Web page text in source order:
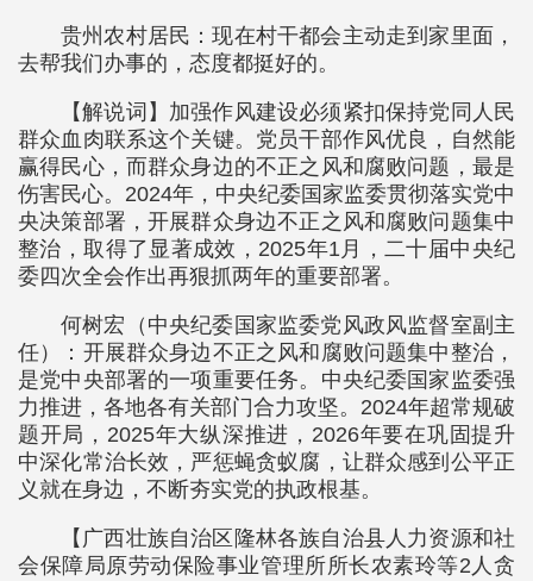
贵州农村居民：现在村干都会主动走到家里面，
去帮我们办事的，态度都挺好的。
【解说词】加强作风建设必须紧扣保持党同人民
群众血肉联系这个关键。党员干部作风优良，自然能
赢得民心，而群众身边的不正之风和腐败问题，最是
伤害民心。2024年，中央纪委国家监委贯彻落实党中
央决策部署，开展群众身边不正之风和腐败问题集中
整治，取得了显著成效，2025年1月，二十届中央纪
委四次全会作出再狠抓两年的重要部署。
何树宏（中央纪委国家监委党风政风监督室副主
任）：开展群众身边不正之风和腐败问题集中整治，
是党中央部署的一项重要任务。中央纪委国家监委强
力推进，各地各有关部门合力攻坚。2024年超常规破
题开局，2025年大纵深推进，2026年要在巩固提升
中深化常治长效，严惩蝇贪蚁腐，让群众感到公平正
义就在身边，不断夯实党的执政根基。
【广西壮族自治区隆林各族自治县人力资源和社
会保障局原劳动保险事业管理所所长农素玲等2人贪